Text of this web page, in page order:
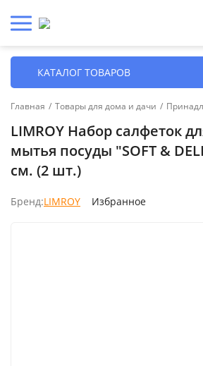
КАТАЛОГ ТОВАРОВ
Главная / Товары для дома и дачи /
LIMROY Набор салфеток
мытья посуды "SOFT &
см. (2 шт.)
Бренд:LIMROY Избранное